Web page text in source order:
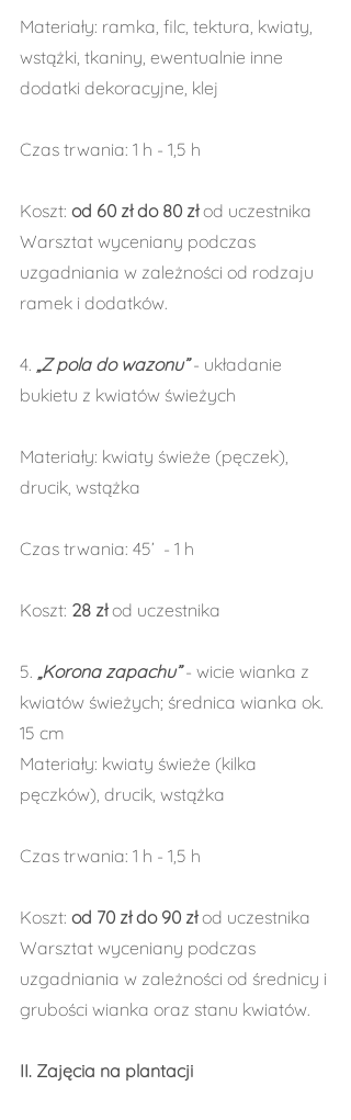
Materiały: ramka, filc, tektura, kwiaty,
wstążki, tkaniny, ewentualnie inne
dodatki dekoracyjne, klej
Czas trwania: 1 h - 1,5 h
Koszt: od 60 zł do 80 zł od uczestnika
Warsztat wyceniany podczas
uzgadniania w zależności od rodzaju
ramek i dodatków.
4. „Z pola do wazonu” - układanie
bukietu z kwiatów świeżych
Materiały: kwiaty świeże (pęczek),
drucik, wstążka
Czas trwania: 45’  - 1 h
Koszt: 28 zł od uczestnika
5. „Korona zapachu” - wicie wianka z
kwiatów świeżych; średnica wianka ok.
15 cm
Materiały: kwiaty świeże (kilka
pęczków), drucik, wstążka
Czas trwania: 1 h - 1,5 h
Koszt: od 70 zł do 90 zł od uczestnika
Warsztat wyceniany podczas
uzgadniania w zależności od średnicy i
grubości wianka oraz stanu kwiatów.
II. Zajęcia na plantacji